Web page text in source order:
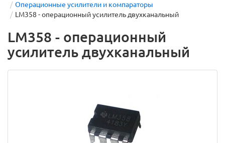
Операционные усилители и компараторы
LM358 - операционный усилитель двухканальный
LM358 - операционный
усилитель двухканальный